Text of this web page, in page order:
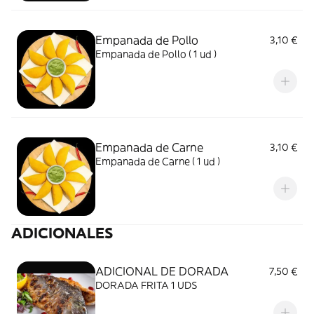
Empanada de Pollo
3,10 €
Empanada de Pollo ( 1 ud )
Empanada de Carne
3,10 €
Empanada de Carne ( 1 ud )
ADICIONALES
ADICIONAL DE DORADA
7,50 €
DORADA FRITA 1 UDS